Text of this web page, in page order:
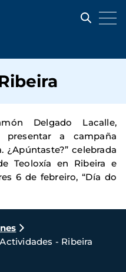
Delgado Lacalle,
a campaña
¿Apúntaste?” celebrada
Teoloxía en Ribeira e
6 de febreiro, “Día do
Actividades - Ribeira